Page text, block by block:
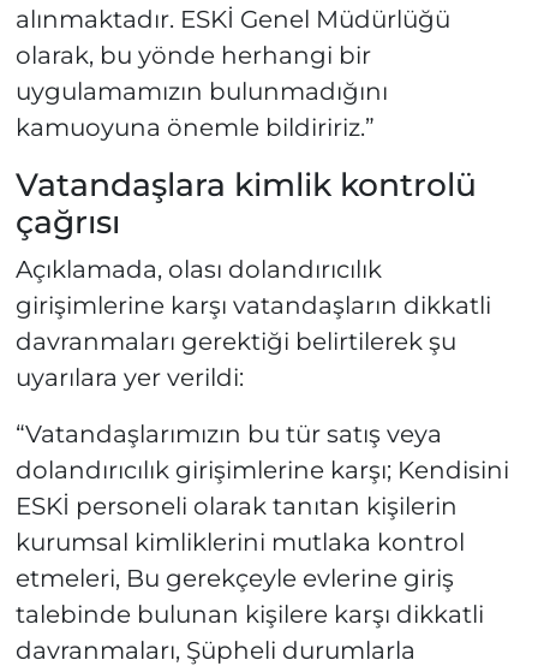
alınmaktadır. ESKİ Genel Müdürlüğü
olarak, bu yönde herhangi bir
uygulamamızın bulunmadığını
kamuoyuna önemle bildiririz.”
Vatandaşlara kimlik kontrolü
çağrısı
Açıklamada, olası dolandırıcılık
girişimlerine karşı vatandaşların dikkatli
davranmaları gerektiği belirtilerek şu
uyarılara yer verildi:
“Vatandaşlarımızın bu tür satış veya
dolandırıcılık girişimlerine karşı; Kendisini
ESKİ personeli olarak tanıtan kişilerin
kurumsal kimliklerini mutlaka kontrol
etmeleri, Bu gerekçeyle evlerine giriş
talebinde bulunan kişilere karşı dikkatli
davranmaları, Şüpheli durumlarla